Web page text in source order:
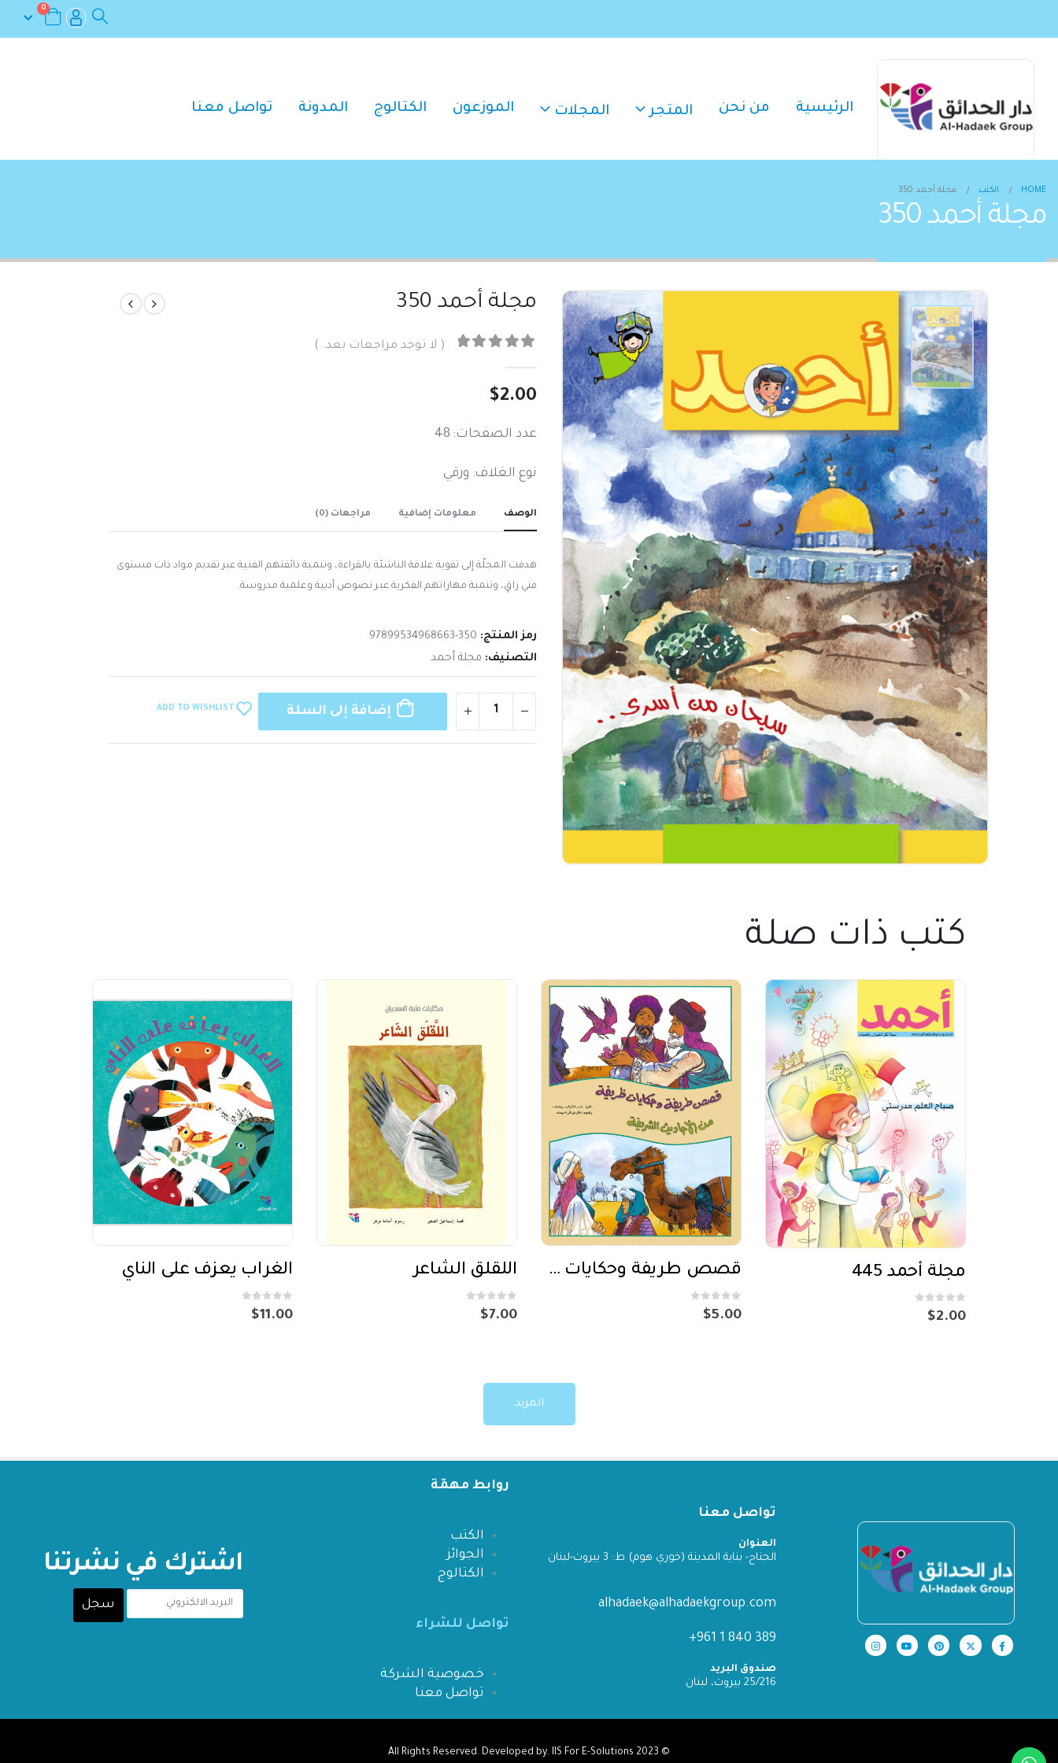
0
الرئيسية من نحن المتجر المجلات الموزعون الكتالوج المدونة تواصل معنا
HOME الكتب مجلة أحمد 350
مجلة أحمد 350
مجلة أحمد 350
( لا توجد مراجعات بعد. )
$2.00
عدد الصفحات: 48
نوع الغلاف: ورقي
الوصف معلومات إضافية مراجعات (0)
هدفت المجلّة إلى تقوية علاقة الناشئة بالقراءة، وتنمية ذائقتهم الفنية عبر تقديم مواد ذات مستوى
فني راقٍ، وتنمية مهاراتهم الفكرية عبر نصوص أدبية وعلمية مدروسة.
رمز المنتج: 97899534968663-350
التصنيف: مجلة أحمد
إضافة إلى السلة ADD TO WISHLIST
كتب ذات صلة
مجلة أحمد 445
0
out of 5
$2.00
قصص طريفة وحكايات ظريفة من الاحاديث الشريفة
0
$5.00
اللقلق الشاعر
0
$7.00
الغراب يعزف على الناي
0
$11.00
المزيد
تواصل معنا
العنوان
الجناح- بناية المدينة (خوري هوم) ط: 3 بيروت-لبنان
alhadaek@alhadaekgroup.com
389 840 1 961+
صندوق البريد
25/216 بيروت، لبنان
روابط مهمّة
الكتب
الجوائز
الكتالوج
تواصل للشراء
خصوصية الشركة
تواصل معنا
اشترك في نشرتنا
© 2023
IIS For E-Solutions